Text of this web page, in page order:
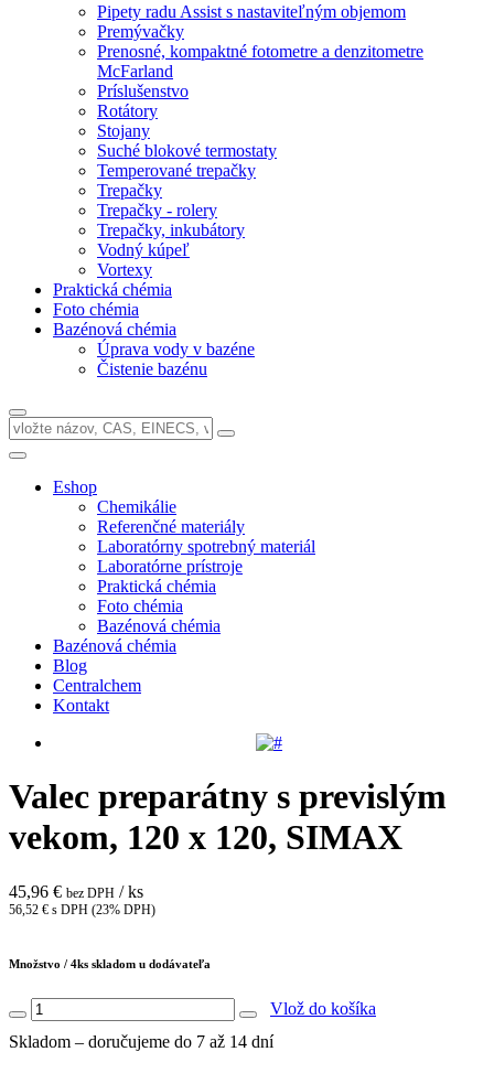
Pipety radu Assist s nastaviteľným objemom
Premývačky
Prenosné, kompaktné fotometre a denzitometre
McFarland
Príslušenstvo
Rotátory
Stojany
Suché blokové termostaty
Temperované trepačky
Trepačky
Trepačky - rolery
Trepačky, inkubátory
Vodný kúpeľ
Vortexy
Praktická chémia
Foto chémia
Bazénová chémia
Úprava vody v bazéne
Čistenie bazénu
Eshop
Chemikálie
Referenčné materiály
Laboratórny spotrebný materiál
Laboratórne prístroje
Praktická chémia
Foto chémia
Bazénová chémia
Bazénová chémia
Blog
Centralchem
Kontakt
Valec preparátny s previslým
vekom, 120 x 120, SIMAX
45,96 € bez DPH / ks
56,52 € s DPH (23% DPH)
Množstvo / 4ks skladom u dodávateľa
Vlož do košíka
Skladom – doručujeme do 7 až 14 dní